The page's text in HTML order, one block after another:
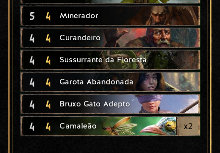
5 4 Minerador
4 4 Curandeiro
4 4 Sussurrante da Floresta
4 4 Garota Abandonada
4 4 Bruxo Gato Adepto
4 4 Camaleão x2